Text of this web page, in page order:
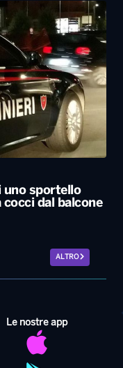
uno sportello
dal balcone
ALTRO
Le nostre app